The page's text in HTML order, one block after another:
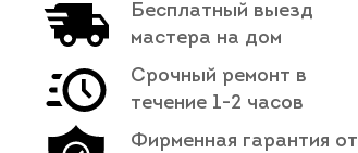
Бесплатный выезд
мастера на дом
Срочный ремонт в
течение 1-2 часов
Фирменная гарантия от